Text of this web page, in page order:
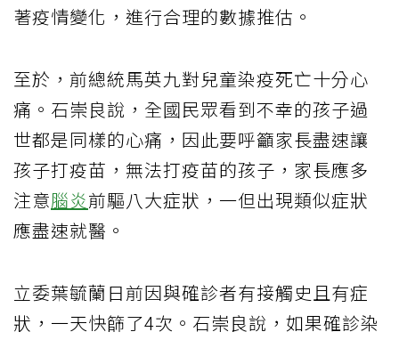
著疫情變化，進行合理的數據推估。
至於，前總統馬英九對兒童染疫死亡十分心
痛。石崇良說，全國民眾看到不幸的孩子過
世都是同樣的心痛，因此要呼籲家長盡速讓
孩子打疫苗，無法打疫苗的孩子，家長應多
注意腦炎前驅八大症狀，一但出現類似症狀
應盡速就醫。
立委葉毓蘭日前因與確診者有接觸史且有症
狀，一天快篩了4次。石崇良說，如果確診染